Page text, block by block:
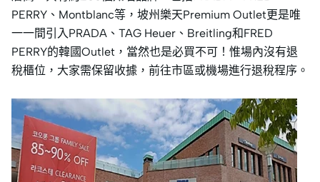
PERRY、Montblanc等，坡州樂天Premium Outlet更是唯
一一間引入PRADA、TAG Heuer、Breitling和FRED
PERRY的韓國Outlet，當然也是必買不可！惟場內沒有退
稅櫃位，大家需保留收據，前往市區或機場進行退稅程序。